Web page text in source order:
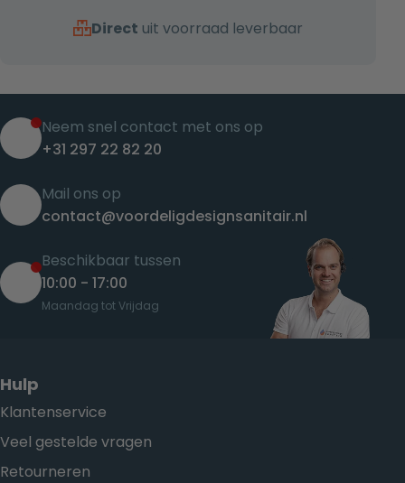
Direct uit voorraad leverbaar
Neem snel contact met ons op
+31 297 22 82 20
Mail ons op
contact@voordeligdesignsanitair.nl
Beschikbaar tussen
10:00 - 17:00
Maandag tot Vrijdag
Hulp
Klantenservice
Veel gestelde vragen
Retourneren